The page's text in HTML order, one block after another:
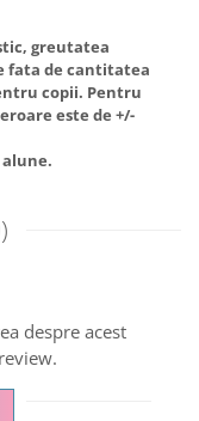
greutatea
fata de cantitatea
copii. Pentru
este de +/-
despre acest